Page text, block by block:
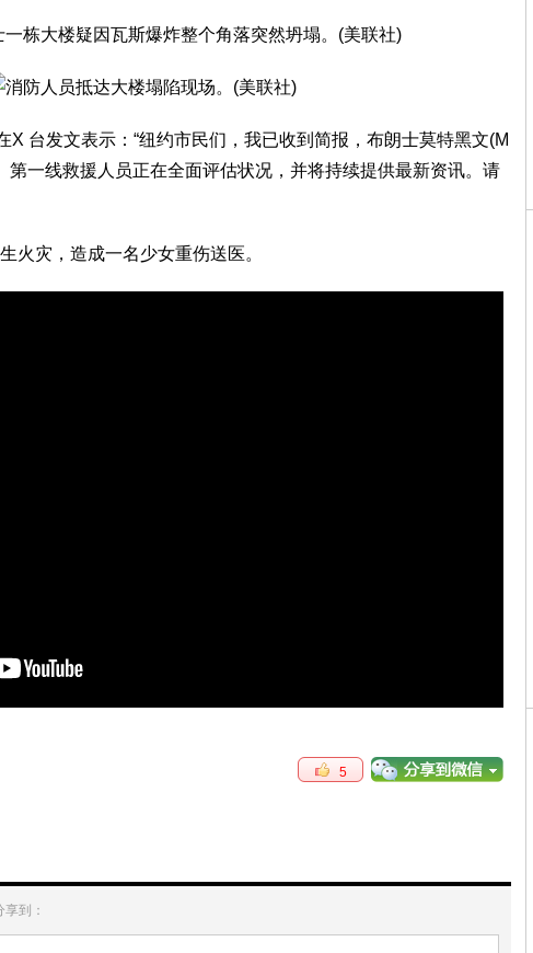
X 台发文表示：“纽约市民们，我已收到简报，布朗士莫特黑文(M
第一线救援人员正在全面评估状况，并将持续提供最新资讯。请
火灾，造成一名少女重伤送医。
5
享到：